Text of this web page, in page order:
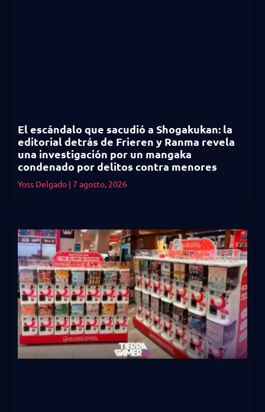
El escándalo que sacudió a Shogakukan: la
editorial detrás de Frieren y Ranma revela
una investigación por un mangaka
condenado por delitos contra menores
Yoss Delgado 7 agosto, 2026